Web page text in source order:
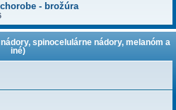
- brožúra
spinocelulárne nádory, melanóm a
iné)